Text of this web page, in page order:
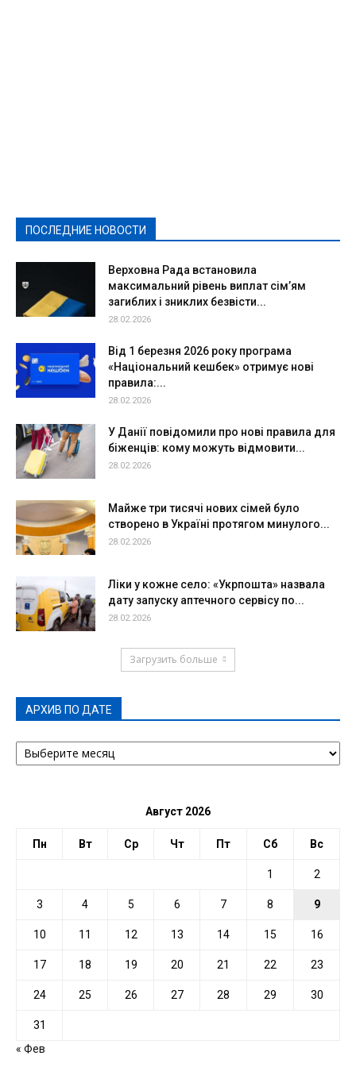
ПОСЛЕДНИЕ НОВОСТИ
Верховна Рада встановила
максимальний рівень виплат сім’ям
загиблих і зниклих безвісти...
28.02.2026
Від 1 березня 2026 року програма
«Національний кешбек» отримує нові
правила:...
28.02.2026
У Данії повідомили про нові правила для
біженців: кому можуть відмовити...
28.02.2026
Майже три тисячі нових сімей було
створено в Україні протягом минулого...
28.02.2026
Ліки у кожне село: «Укрпошта» назвала
дату запуску аптечного сервісу по...
28.02.2026
Загрузить больше
АРХИВ ПО ДАТЕ
АРХИВ
ПО
Август 2026
Пн Вт Ср Чт Пт Сб Вс
1 2
3 4 5 6 7 8 9
10 11 12 13 14 15 16
17 18 19 20 21 22 23
24 25 26 27 28 29 30
31
« Фев